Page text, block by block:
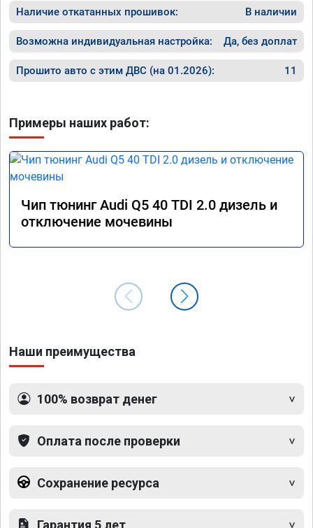
Наличие откатанных прошивок: В наличии
Возможна индивидуальная настройка: Да, без доплат
Прошито авто с этим ДВС (на 01.2026): 11
Примеры наших работ:
Чип тюнинг Audi Q5 40 TDI 2.0 дизель и
отключение мочевины
Наши преимущества
100% возврат денег
Оплата после проверки
Сохранение ресурса
Гарантия 5 лет